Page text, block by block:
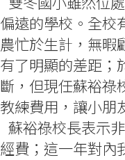
偏遠的學校。全校
農忙於生計，無暇
有了明顯的差距；
斷，但現任蘇裕祿
教練費用，讓小朋
蘇裕祿校長表示
經費；這一年對內